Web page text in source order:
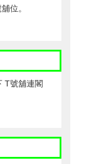
位。
T號舖連閣